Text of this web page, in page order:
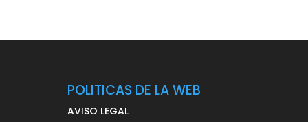
POLITICAS DE LA WEB
AVISO LEGAL